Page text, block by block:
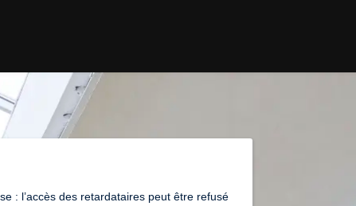
: l’accès des retardataires peut être refusé